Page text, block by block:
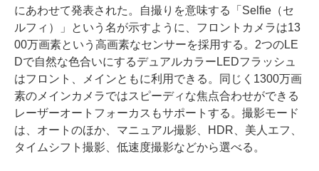
にあわせて発表された。自撮りを意味する「Selfie（セ
ルフィ）」という名が示すように、フロントカメラは13
00万画素という高画素なセンサーを採用する。2つのLE
Dで自然な色合いにするデュアルカラーLEDフラッシュ
はフロント、メインともに利用できる。同じく1300万画
素のメインカメラではスピーディな焦点合わせができる
レーザーオートフォーカスもサポートする。撮影モード
は、オートのほか、マニュアル撮影、HDR、美人エフ、
タイムシフト撮影、低速度撮影などから選べる。